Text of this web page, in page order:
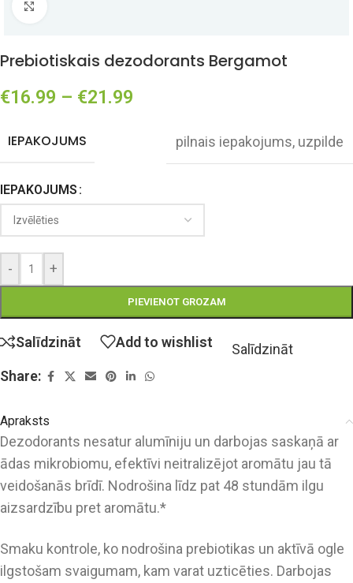
Prebiotiskais dezodorants Bergamot
€16.99 – €21.99
IEPAKOJUMS pilnais iepakojums, uzpilde
IEPAKOJUMS
- +
PIEVIENOT GROZAM
Salīdzināt Add to wishlist
Salīdzināt
Share:
Apraksts
Dezodorants nesatur alumīniju un darbojas saskaņā ar
ādas mikrobiomu, efektīvi neitralizējot aromātu jau tā
veidošanās brīdī. Nodrošina līdz pat 48 stundām ilgu
aizsardzību pret aromātu.*
Smaku kontrole, ko nodrošina prebiotikas un aktīvā ogle
ilgstošam svaigumam, kam varat uzticēties. Darbojas